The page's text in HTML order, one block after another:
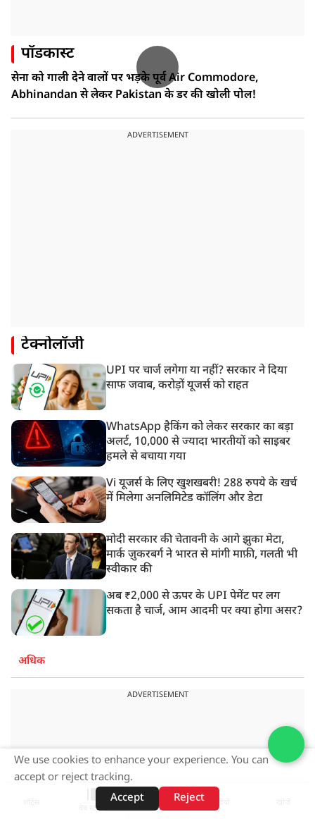
पॉडकास्ट
सेना को गाली देने वालों पर भड़के पूर्व Air Commodore,
Abhinandan से लेकर Pakistan के डर की खोली पोल!
ADVERTISEMENT
टेक्नोलॉजी
UPI पर चार्ज लगेगा या नहीं? सरकार ने दिया
साफ जवाब, करोड़ों यूजर्स को राहत
WhatsApp हैकिंग को लेकर सरकार का बड़ा
अलर्ट, 10,000 से ज्यादा भारतीयों को साइबर
हमले से बचाया गया
Vi यूजर्स के लिए खुशखबरी! 288 रुपये के खर्च
में मिलेगा अनलिमिटेड कॉलिंग और डेटा
मोदी सरकार की चेतावनी के आगे झुका मेटा,
मार्क ज़ुकरबर्ग ने भारत से मांगी माफ़ी, गलती भी
स्वीकार की
अब ₹2,000 से ऊपर के UPI पेमेंट पर लग
सकता है चार्ज, आम आदमी पर क्या होगा असर?
अधिक
ADVERTISEMENT
वेब स्टोरीज़
We use cookies to enhance your experience. You can
accept or reject tracking.
Accept
Reject